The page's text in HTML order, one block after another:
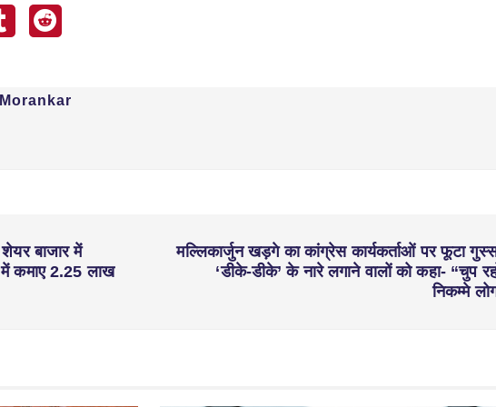
बाजार में
में कमाए 2.25 लाख
मल्लिकार्जुन खड़गे का कांग्रेस कार्यकर्ताओं पर फूटा
‘डीके-डीके’ के नारे लगाने वालों को कहा- “चुप
निकम्मे